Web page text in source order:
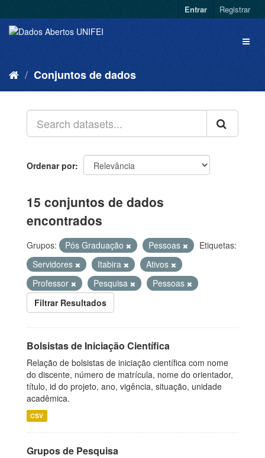
Entrar Registrar
Conjuntos de dados
Ordenar por
15 conjuntos de dados
encontrados
Grupos: Pós Graduação Pessoas
Etiquetas:
Servidores
Itabira
Ativos
Professor
Pesquisa
Pessoas
Filtrar Resultados
Bolsistas de Iniciação Científica
Relação de bolsistas de iniciação científica com nome
do discente, número de matrícula, nome do orientador,
título, id do projeto, ano, vigência, situação, unidade
acadêmica.
CSV
Grupos de Pesquisa